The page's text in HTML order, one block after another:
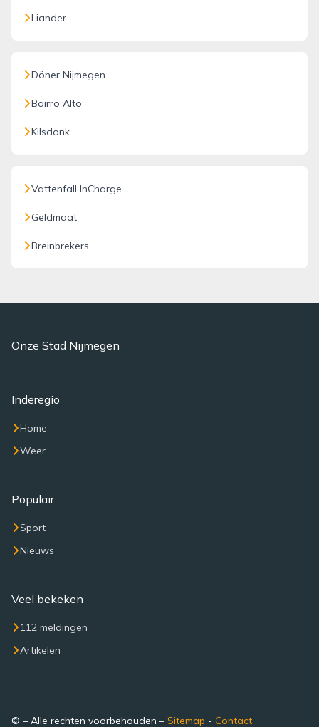
Liander
Döner Nijmegen
Bairro Alto
Kilsdonk
Vattenfall InCharge
Geldmaat
Breinbrekers
Onze Stad Nijmegen
Inderegio
Home
Weer
Populair
Sport
Nieuws
Veel bekeken
112 meldingen
Artikelen
© – Alle rechten voorbehouden – Sitemap - Contact